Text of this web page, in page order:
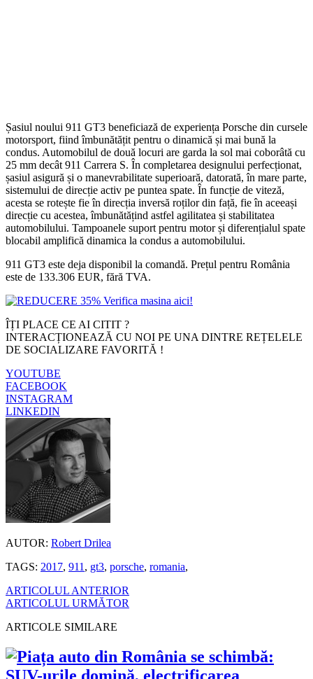
Șasiul noului 911 GT3 beneficiază de experiența Porsche din cursele
motorsport, fiind îmbunătățit pentru o dinamică și mai bună la
condus. Automobilul de două locuri are garda la sol mai coborâtă cu
25 mm decât 911 Carrera S. În completarea designului perfecționat,
șasiul asigură și o manevrabilitate superioară, datorată, în mare parte,
sistemului de direcție activ pe puntea spate. În funcție de viteză,
acesta se rotește fie în direcția inversă roților din față, fie în aceeași
direcție cu acestea, îmbunătățind astfel agilitatea și stabilitatea
automobilului. Tampoanele suport pentru motor și diferențialul spate
blocabil amplifică dinamica la condus a automobilului.
911 GT3 este deja disponibil la comandă. Prețul pentru România
este de 133.306 EUR, fără TVA.
ÎȚI PLACE CE AI CITIT ?
INTERACȚIONEAZĂ CU NOI PE UNA DINTRE REȚELELE
DE SOCIALIZARE FAVORITĂ !
YOUTUBE
FACEBOOK
INSTAGRAM
LINKEDIN
AUTOR: Robert Drilea
TAGS: 2017, 911 , gt3, porsche, romania,
ARTICOLUL ANTERIOR
ARTICOLUL URMĂTOR
ARTICOLE SIMILARE